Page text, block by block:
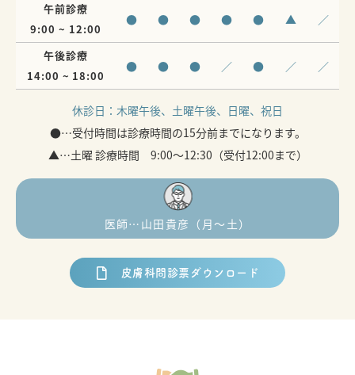
午前診療
9:00 ~ 12:00
● ● ● ● ● ▲ ／
午後診療
14:00 ~ 18:00
● ● ● ／ ● ／ ／
休診日： 木曜午後、土曜午後、日曜、祝日
●…受付時間は診療時間の15分前までになります。
▲…土曜 診療時間 9:00～12:30（受付12:00まで）
医師…山田貴彦（月〜土）
皮膚科問診票ダウンロード